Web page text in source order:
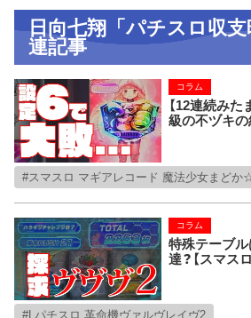
日向七翔「パチスロ収
連記事
【12連続みた
級の不ヅキの
コラム
スマスロ マギアレコード 魔法少女まどか
特殊テーブ
達？【スマス
コラム
Lパチスロ 革命機ヴァルヴレイヴ2